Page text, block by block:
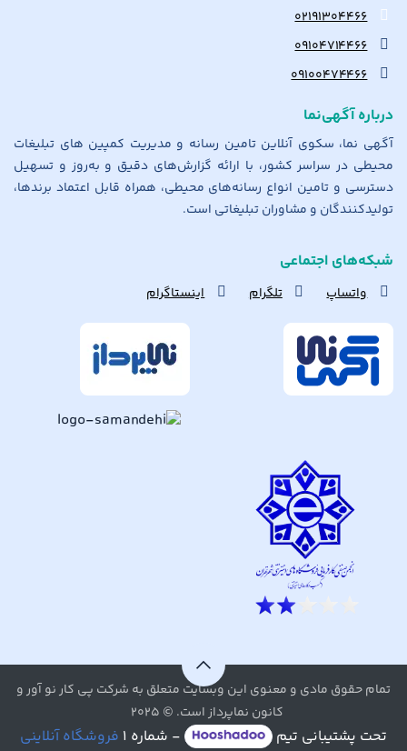
۰۲۱۹۱۳۰۴۴۶۶
۰۹۱۰۴۷۱۴۴۶۶
۰۹۱۰۰۴۷۴۴۶۶
درباره آگهی‌نما
آگهی نما، سکوی آنلاین تامین رسانه و مدیریت کمپین های تبلیغات
محیطی در سراسر کشور، با ارائه گزارش‌های دقیق و به‌روز و تسهیل
دسترسی و تامین انواع رسانه‌های محیطی، همراه قابل اعتماد برندها،
تولیدکنندگان و مشاوران تبلیغاتی است.
شبکه‌های اجتماعی
واتساپ تلگرام اینستاگرام
تمام حقوق مادی و معنوی این وبسایت متعلق به شرکت پی کار نو آور و
کانون نماپرداز است. © ۲۰۲۵
تحت پشتیبانی تیم - شماره ۱ فروشگاه آنلاینی